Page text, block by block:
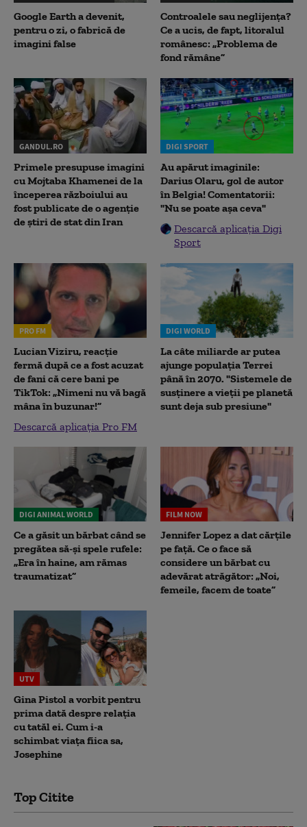
Google Earth a devenit,
pentru o zi, o fabrică de
imagini false
Controalele sau neglijența?
Ce a ucis, de fapt, litoralul
românesc: „Problema de
fond rămâne”
GANDUL.RO
Primele presupuse imagini
cu Mojtaba Khamenei de la
începerea războiului au
fost publicate de o agenție
de știri de stat din Iran
DIGI SPORT
Au apărut imaginile:
Darius Olaru, gol de autor
în Belgia! Comentatorii:
"Nu se poate așa ceva"
Descarcă aplicația Digi
Sport
PRO FM
Lucian Viziru, reacție
fermă după ce a fost acuzat
de fani că cere bani pe
TikTok: „Nimeni nu vă bagă
mâna în buzunar!”
Descarcă aplicația Pro FM
DIGI WORLD
La câte miliarde ar putea
ajunge populația Terrei
până în 2070. "Sistemele de
susținere a vieții pe planetă
sunt deja sub presiune"
DIGI ANIMAL WORLD
Ce a găsit un bărbat când se
pregătea să-și spele rufele:
„Era în haine, am rămas
traumatizat”
FILM NOW
Jennifer Lopez a dat cărțile
pe față. Ce o face să
considere un bărbat cu
adevărat atrăgător: „Noi,
femeile, facem de toate”
UTV
Gina Pistol a vorbit pentru
prima dată despre relația
cu tatăl ei. Cum i-a
schimbat viața fiica sa,
Josephine
Top Citite